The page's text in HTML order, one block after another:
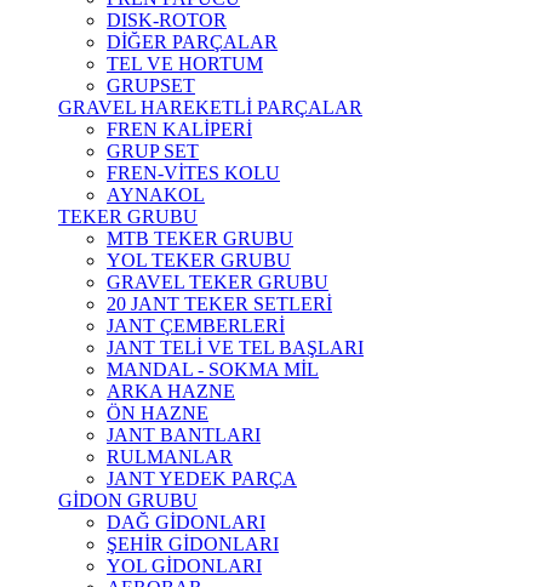
DISK-ROTOR
DİĞER PARÇALAR
TEL VE HORTUM
GRUPSET
GRAVEL HAREKETLİ PARÇALAR
FREN KALİPERİ
GRUP SET
FREN-VİTES KOLU
AYNAKOL
TEKER GRUBU
MTB TEKER GRUBU
YOL TEKER GRUBU
GRAVEL TEKER GRUBU
20 JANT TEKER SETLERİ
JANT ÇEMBERLERİ
JANT TELİ VE TEL BAŞLARI
MANDAL - SOKMA MİL
ARKA HAZNE
ÖN HAZNE
JANT BANTLARI
RULMANLAR
JANT YEDEK PARÇA
GİDON GRUBU
DAĞ GİDONLARI
ŞEHİR GİDONLARI
YOL GİDONLARI